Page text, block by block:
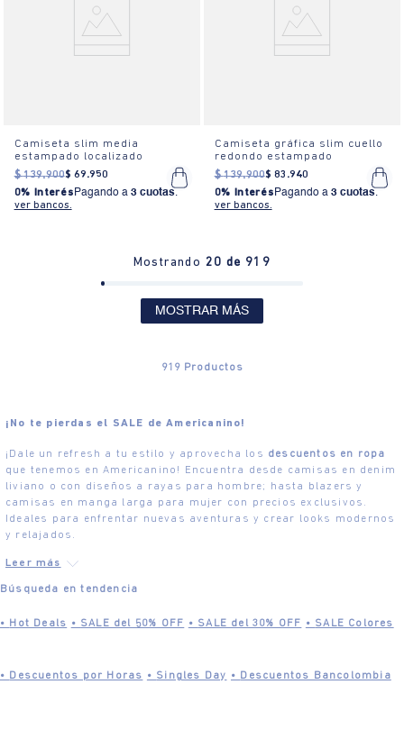
Camiseta slim media
estampado localizado
$ 139.900$ 69.950
0% Interés Pagando a 3 cuotas.
ver bancos.
Camiseta gráfica slim cuello
redondo estampado
$ 139.900$ 83 .940
0% Interés Pagando a 3 cuotas.
ver bancos.
Mostrando 20 de 919
MOSTRAR MÁS
919 Productos
¡No te pierdas el SALE de Americanino!
¡Dale un refresh a tu estilo y aprovecha los descuentos en ropa
que tenemos en Americanino! Encuentra desde camisas en denim
liviano o con diseños a rayas para hombre; hasta blazers y
camisas en manga larga para mujer con precios exclusivos.
Ideales para enfrentar nuevas aventuras y crear looks modernos
y relajados.
Búsqueda en tendencia
• Hot Deals • SALE del 50% OFF • SALE del 30% OFF • SALE Colores
• Descuentos por Horas • Singles Day • Descuentos Bancolombia